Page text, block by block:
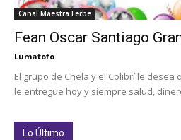
Canal Maestra Lerbe
Fean Oscar Santiago
Lumatofo
El grupo de Chela y el Colibrí le
le entregue hoy y siempre salud,
Lo Último